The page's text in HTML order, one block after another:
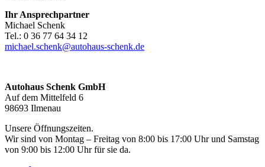
Ihr Ansprechpartner
Michael Schenk
Tel.: 0 36 77 64 34 12
michael.schenk@autohaus-schenk.de
Autohaus Schenk GmbH
Auf dem Mittelfeld 6
98693 Ilmenau
Unsere Öffnungszeiten.
Wir sind von Montag – Freitag von 8:00 bis 17:00 Uhr und Samstag
von 9:00 bis 12:00 Uhr für sie da.